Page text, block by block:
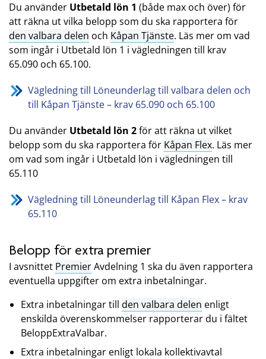
Du använder Utbetald lön 1 (både max och över) för
att räkna ut vilka belopp som du ska rapportera för
den valbara delen och Kåpan Tjänste. Läs mer om vad
som ingår i Utbetald lön 1 i vägledningen till krav
65.090 och 65.100.
Vägledning till Löneunderlag till valbara delen och
till Kåpan Tjänste – krav 65.090 och 65.100
Du använder Utbetald lön 2för att räkna ut vilket
belopp som du ska rapportera för Kåpan Flex. Läs mer
om vad som ingår i Utbetald lön i vägledningen till
65.110
Vägledning till Löneunderlag till Kåpan Flex – krav
65.110
Belopp för extra premier
I avsnittet PremierAvdelning 1 ska du även rapportera
eventuella uppgifter om extra inbetalningar.
Extra inbetalningar till den valbara delen enligt
enskilda överenskommelser rapporterar du i fältet
BeloppExtraValbar.
Extra inbetalningar enligt lokala kollektivavtal